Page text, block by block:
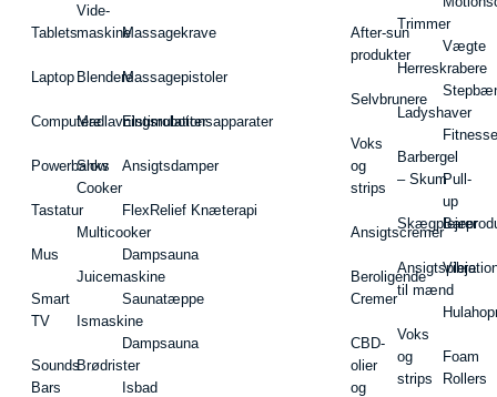
Tablets
Laptop
Computere
Powerbanks
Tastatur
Mus
Smart
TV
Sounds
Bars
Vide-
maskine
Blendere
Madlavningsrobotter
Slow
Cooker
Multicooker
Juicemaskine
Ismaskine
Brødrister
Massagekrave
Massagepistoler
Elstimulationsapparater
Ansigtsdamper
FlexRelief Knæterapi
Dampsauna
Saunatæppe
Dampsauna
Isbad
After-sun
produkter
Selvbrunere
Voks
og
strips
Ansigtscremer
Beroligende
Cremer
CBD-
olier
og
Trimmer
Herreskrabere
Ladyshaver
Barbergel
– Skum
Ansigtspleje
til mænd
Voks
og
strips
Vægte
Pull-
up
Barer
Foam
Rollers